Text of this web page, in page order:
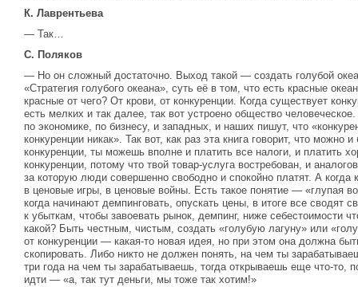
К. Лаврентьева
— Так…
С. Поляков
— Но он сложный достаточно. Выход такой — создать голубой
«Стратегия голубого океана», суть её в том, что есть красные
красные от чего? От крови, от конкуренции. Когда существует
есть мелких и так далее, так вот устроено общество
по экономике, по бизнесу, и западных, и наших пишут, что
конкуренции никак». Так вот, как раз эта книга говорит, что можно
конкуренции, ты можешь вполне и платить все налоги, и платить
конкуренции, потому что твой товар-услуга востребован, и
за которую люди совершенно свободно и спокойно платят. А
в ценовые игры, в ценовые войны. Есть такое понятие — «глупая
когда начинают демпинговать, опускать цены, в итоге все сводят
к убыткам, чтобы завоевать рынок, демпинг, ниже себестоимости
какой? Быть честным, чистым, создать «голубую лагуну» или
от конкуренции — какая-то новая идея, но при этом она должна
скопировать. Либо никто не должен понять, на чем ты
три года на чем ты зарабатываешь, тогда открываешь еще что-то,
идти — «а, так тут деньги, мы тоже так хотим!»